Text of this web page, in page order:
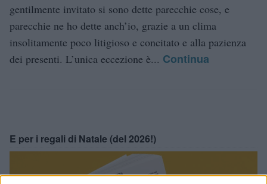
gentilmente invitato si sono dette parecchie cose, e
parecchie ne ho dette anch’io, grazie a un clima
insolitamente poco litigioso e concitato e alla pazienza
dei presenti. L’unica eccezione è... Continua
E per i regali di Natale (del 2026!)